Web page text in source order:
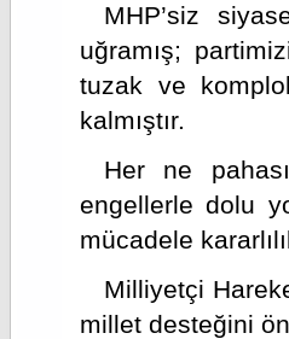
MHP’siz
uğramış;
tuzak ve
kalmıştır.
Her ne
engellerle dolu
mücadele
Milliyetçi
millet desteğini